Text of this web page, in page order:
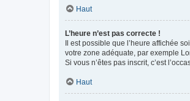
Haut
L’heure n’est pas correcte !
Il est possible que l’heure affichée
votre zone adéquate, par exemple
Si vous n’êtes pas inscrit, c’est
Haut